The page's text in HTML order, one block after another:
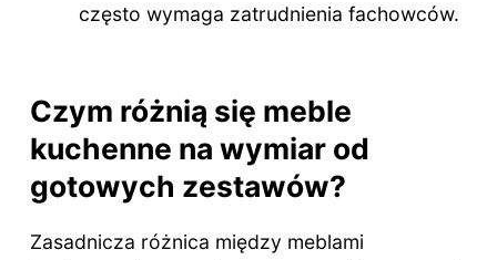
często wymaga zatrudnienia fachowców.
Czym różnią się meble
kuchenne na wymiar od
gotowych zestawów?
Zasadnicza różnica między meblami